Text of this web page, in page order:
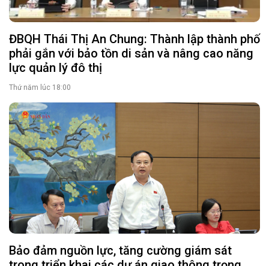
ĐBQH Thái Thị An Chung: Thành lập thành phố
phải gắn với bảo tồn di sản và nâng cao năng
lực quản lý đô thị
Thứ năm lúc 18:00
Bảo đảm nguồn lực, tăng cường giám sát